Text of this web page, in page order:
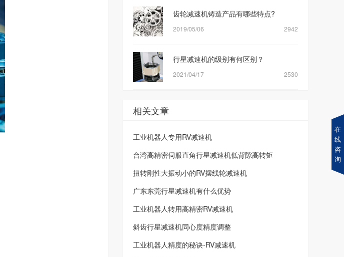
齿轮减速机铸造产品有哪些特点?
2019/05/06 2942
行星减速机的级别有何区别？
2021/04/17 2530
相关文章
工业机器人专用RV减速机
台湾高精密伺服直角行星减速机低背隙高转矩
扭转刚性大振动小的RV摆线轮减速机
广东东莞行星减速机有什么优势
工业机器人转用高精密RV减速机
斜齿行星减速机同心度精度调整
工业机器人精度的秘诀-RV减速机
在
线
咨
询